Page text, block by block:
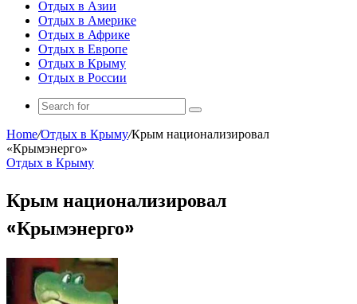
Отдых в Азии
Отдых в Америке
Отдых в Африке
Отдых в Европе
Отдых в Крыму
Отдых в России
Search
Home/Отдых в Крыму/Крым национализировал
«Крымэнерго»
Отдых в Крыму
Крым национализировал
«Крымэнерго»